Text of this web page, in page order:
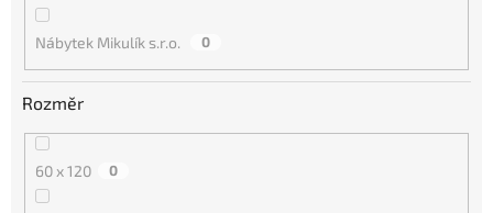
Nábytek Mikulík s.r.o. 0
Rozměr
60 x 120 0